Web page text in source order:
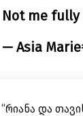
Not me fully
— Asia
“რიანა და